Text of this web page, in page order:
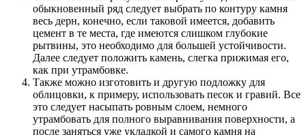
обыкновенный ряд следует выбрать по контуру камня
весь дерн, конечно, если таковой имеется, добавить
цемент в те места, где имеются слишком глубокие
рытвины, это необходимо для большей устойчивости.
Далее следует положить камень, слегка прижимая его,
как при утрамбовке.
Также можно изготовить и другую подложку для
облицовки, к примеру, использовать песок и гравий. Все
это следует насыпать ровным слоем, немного
утрамбовать для полного выравнивания поверхности, а
после заняться уже укладкой и самого камня на